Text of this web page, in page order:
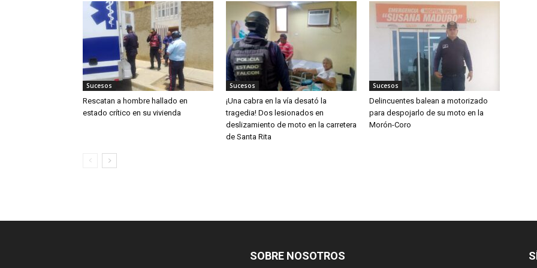
Sucesos
Rescatan a hombre hallado en
estado crítico en su vivienda
Sucesos
¡Una cabra en la vía desató la
tragedia! Dos lesionados en
deslizamiento de moto en la carretera
de Santa Rita
Sucesos
Delincuentes balean a motorizado
para despojarlo de su moto en la
Morón-Coro
SOBRE NOSOTROS